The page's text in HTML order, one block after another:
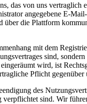
das von uns
angegebene E-
über die Plattform
mit dem
sind,
wird, ist
Pflicht
des
sind. Wir